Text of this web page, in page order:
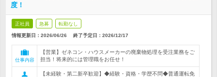
度！
正社員 急募 転勤なし
情報更新日：2026/06/26 終了予定日： 2026/12/17
仕事内容
【営業】ゼネコン・ハウスメーカーの廃棄物処理を受注業務をご
担当！将来的には管理職をお任せ！
【未経験・第二新卒歓迎】◆経験・資格・学歴不問◆普通運転免